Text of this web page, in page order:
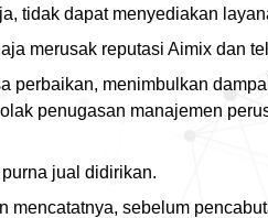
tidak dapat menyediakan
merusak reputasi Aimix dan
perbaikan, menimbulkan
penugasan manajemen
jual didirikan.
sebelum